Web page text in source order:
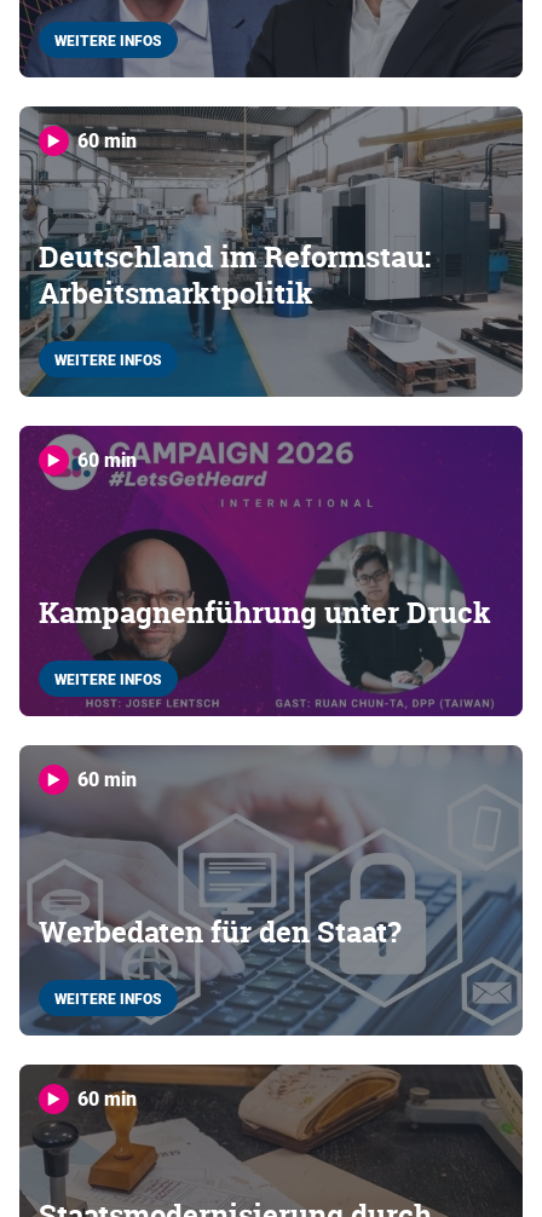
WEITERE INFOS
60 min
Deutschland im Reformstau:
Arbeitsmarktpolitik
WEITERE INFOS
60 min
Kampagnenführung unter Druck
WEITERE INFOS
60 min
Werbedaten für den Staat?
WEITERE INFOS
60 min